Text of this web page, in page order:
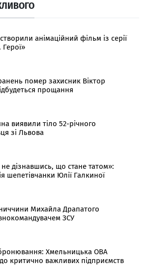
анімаційний фільм із серії
помер захисник Віктор
прощання
виявили тіло 52-річного
зі Львова
не дізнавшись, що стане татом»:
шепетівчанки Юлії Галкиної
Михайла Драпатого
ЗСУ
Хмельницька ОВА
критично важливих підприємств